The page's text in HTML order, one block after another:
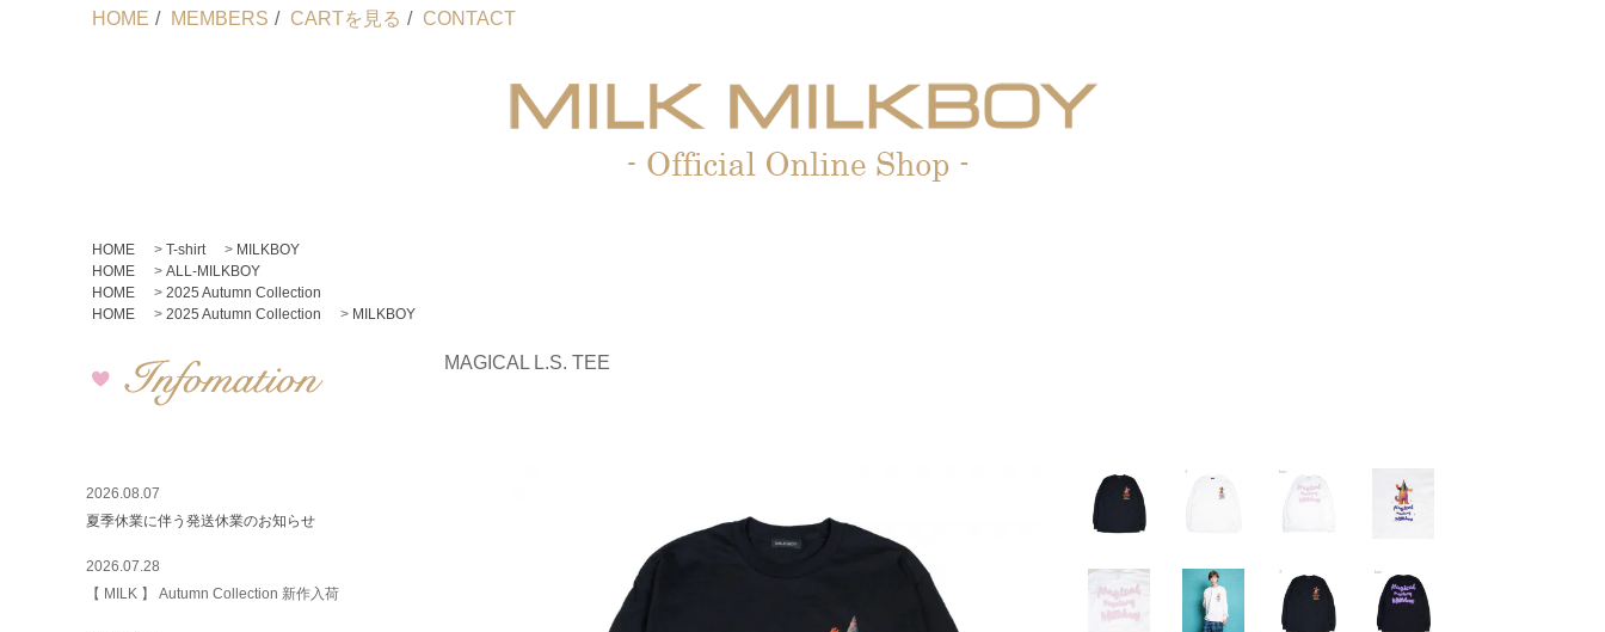
HOME / MEMBERS / CARTを見る / CONTACT
HOME > T-shirt > MILKBOY
HOME
> ALL-MILKBOY
HOME
> 2025 Autumn Collection
HOME
> 2025 Autumn Collection > MILKBOY
2026.08.07
夏季休業に伴う発送休業のお知らせ
2026.07.28
【 MILK 】 Autumn Collection 新作入荷
MAGICAL L.S. TEE